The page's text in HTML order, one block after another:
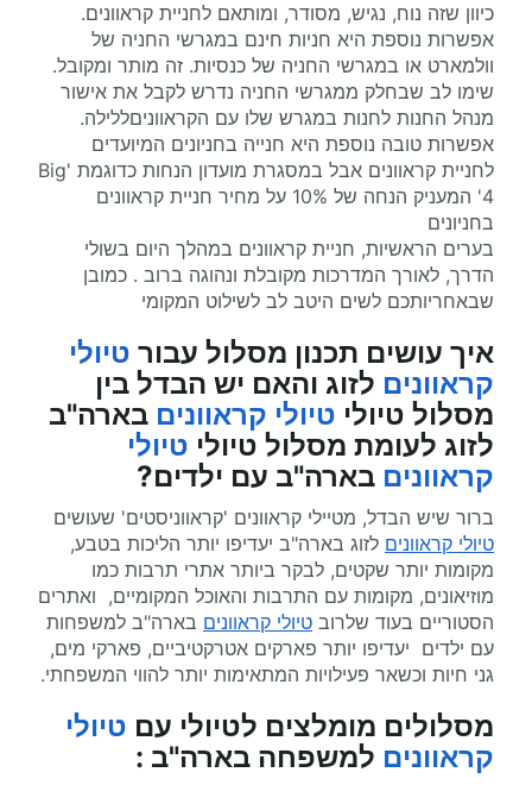
כיוון שזה נוח, נגיש, מסודר, ומותאם לחניית קראוונים.
אפשרות נוספת היא חניות חינם במגרשי החניה של
וולמארט או במגרשי החניה של כנסיות. זה מותר ומקובל.
שימו לב שבחלק ממגרשי החניה נדרש לקבל את אישור
מנהל החנות לחנות במגרש שלו עם הקראווניםללילה.
אפשרות טובה נוספת היא חנייה בחניונים המיועדים
לחניית קראוונים אבל במסגרת מועדון הנחות כדוגמת 'Big
4' המעניק הנחה של 10% על מחיר חניית קראוונים
בחניונים
בערים הראשיות, חניית קראוונים במהלך היום בשולי
הדרך, לאורך המדרכות מקובלת ונהוגה ברוב . כמובן
שבאחריותכם לשים היטב לב לשילוט המקומי
איך עושים תכנון מסלול עבור טיולי
קראוונים לזוג והאם יש הבדל בין
מסלול טיולי טיולי קראוונים בארה"ב
לזוג לעומת מסלול טיולי טיולי
קראוונים בארה"ב עם ילדים?
ברור שיש הבדל, מטיילי קראוונים 'קראווניסטים' שעושים
טיולי קראוונים לזוג בארה"ב יעדיפו יותר הליכות בטבע,
מקומות יותר שקטים, לבקר ביותר אתרי תרבות כמו
מוזיאונים, מקומות עם התרבות והאוכל המקומיים, ואתרים
הסטוריים בעוד שלרוב טיולי קראוונים בארה"ב למשפחות
עם ילדים יעדיפו יותר פארקים אטרקטיביים, פארקי מים,
גני חיות וכשאר פעילויות המתאימות יותר להווי המשפחתי.
מסלולים מומלצים לטיולי עם טיולי
קראוונים למשפחה בארה"ב :